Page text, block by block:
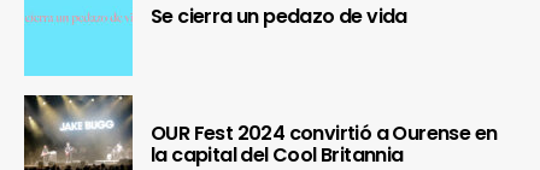
Se cierra un pedazo de vida
OUR Fest 2024 convirtió a Ourense en
la capital del Cool Britannia